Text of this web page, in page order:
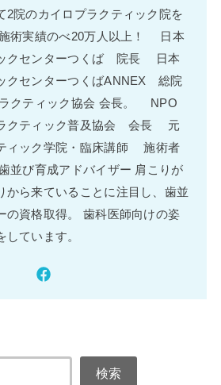
2院のカイロプラクティック院を
術実績のべ20万人以上！ 日本
クセンターつくば 院長 日本
クセンターつくばANNEX 総院
クティック協会 会長。 NPO
クティック普及協会 会長 元
ィック学院・臨床講師 施術者
び育成アドバイザー 肩こりが
から来ていることに注目し、歯並
の資格取得。 歯科医師向けの姿
をしています。
検索